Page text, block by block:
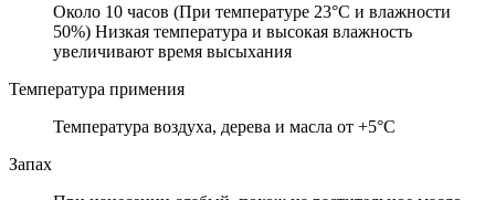
Около 10 часов (При температуре 23°C и влажности
50%) Низкая температура и высокая влажность
увеличивают время высыхания
Температура примения
Температура воздуха, дерева и масла от +5°C
Запах